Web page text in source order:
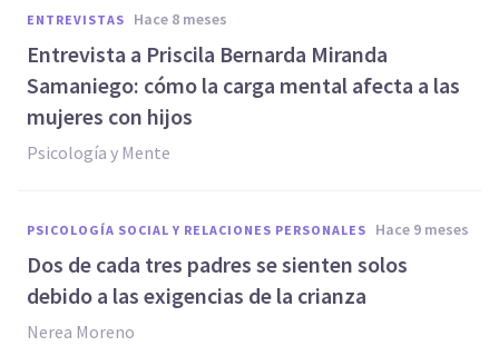
ENTREVISTAS hace 8 meses
Entrevista a Priscila Bernarda Miranda
Samaniego: cómo la carga mental afecta a las
mujeres con hijos
Psicología y Mente
PSICOLOGÍA SOCIAL Y RELACIONES PERSONALES hace 9 meses
Dos de cada tres padres se sienten solos
debido a las exigencias de la crianza
Nerea Moreno